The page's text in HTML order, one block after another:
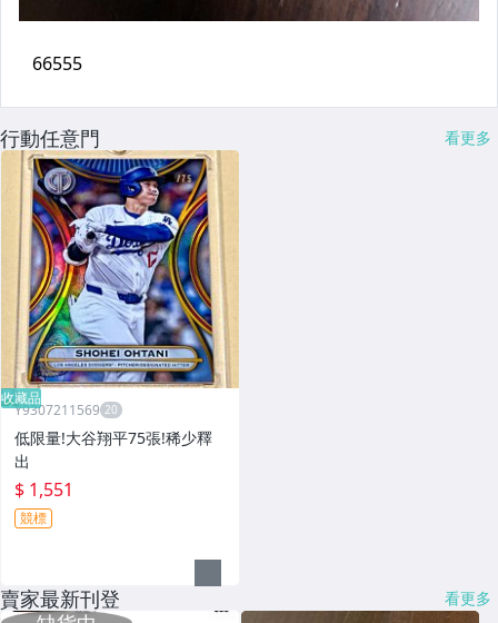
行動任意門 看更多
收藏品
Y9307211569
低限量!大谷翔平75張!稀少釋
出
$ 1,551
競標
賣家最新刊登 看更多